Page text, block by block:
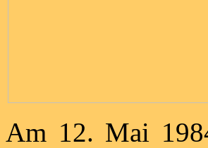
Am 12. Mai